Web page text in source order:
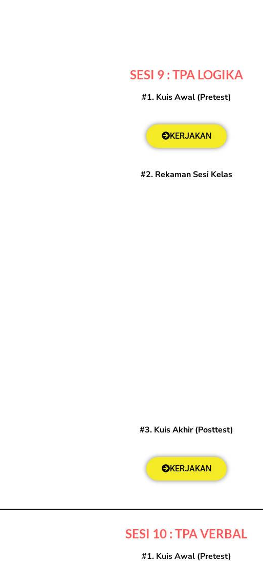
SESI 9 : TPA LOGIKA
#1. Kuis Awal (Pretest)
KERJAKAN
#2. Rekaman Sesi Kelas
#3. Kuis Akhir (Posttest)
KERJAKAN
SESI 10 : TPA VERBAL
#1. Kuis Awal (Pretest)